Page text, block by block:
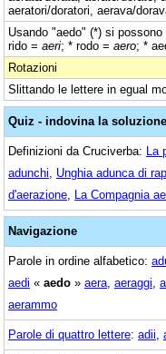
aeratori/doratori, aerava/
Usando "aedo" (*) si
rido = aeri; * rodo = aero; *
Rotazioni
Slittando le lettere in egual
Quiz - indovina la soluzione
Definizioni da Cruciverba: La
adunchi
Unghia adunca di
d'aerazione La Compagnia
Navigazione
Parole in ordine alfabetico:
aedi « aedo » aera aeraggi
aerammo
Parole di quattro lettere: adii